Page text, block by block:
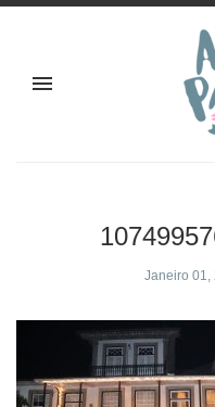
Janeiro 01,